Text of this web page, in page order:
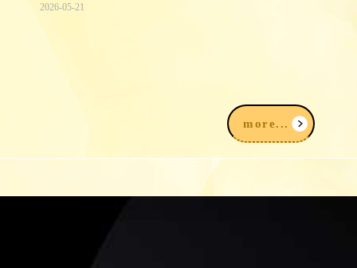
2026-05-21
備什麼？賣黃金注意事項一次看
more...